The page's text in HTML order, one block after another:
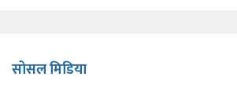
सोसल मिडिया